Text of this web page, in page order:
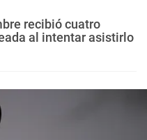
recibió cuatro
al intentar asistirlo